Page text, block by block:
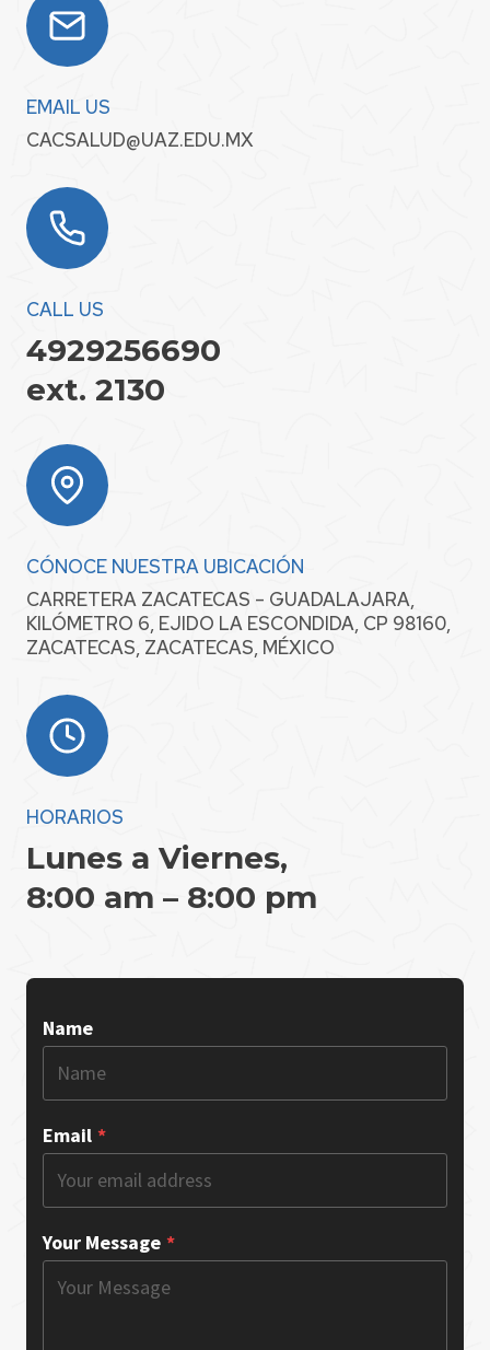
EMAIL US
CACSALUD@UAZ.EDU.MX
CALL US
4929256690
ext. 2130
CÓNOCE NUESTRA UBICACIÓN
CARRETERA ZACATECAS – GUADALAJARA,
KILÓMETRO 6, EJIDO LA ESCONDIDA, CP 98160,
ZACATECAS, ZACATECAS, MÉXICO
HORARIOS
Lunes a Viernes,
8:00 am – 8:00 pm
Name
Email *
Your Message *